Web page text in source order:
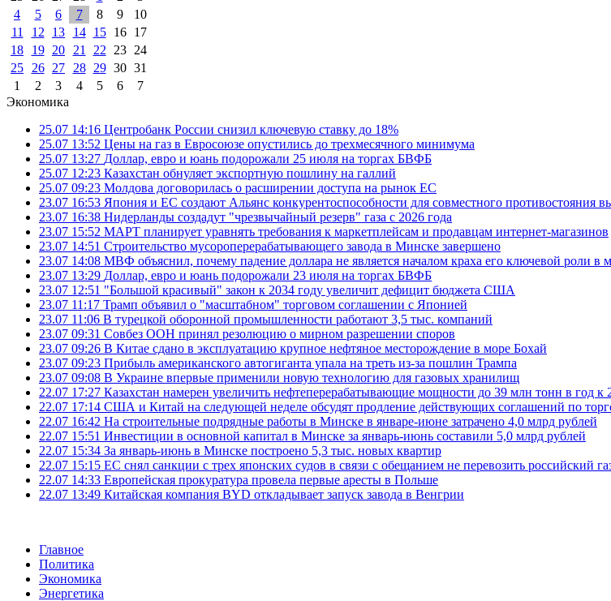
4
5 6 7 8 9
10
11
12 13 14 15 16
17
18
19 20 21 22 23
24
25
26 27 28 29 30 31
1
2 3 4 5 6
7
Экономика
25.07 14:16 Центробанк России снизил ключевую ставку до 18%
25.07 13:52 Цены на газ в Евросоюзе опустились до трехмесячного минимума
25.07 13:27 Доллар, евро и юань подорожали 25 июля на торгах БВФБ
25.07 12:23 Казахстан обнуляет экспортную пошлину на галлий
25.07 09:23 Молдова договорилась о расширении доступа на рынок ЕС
23.07 16:53 Япония и ЕС создают Альянс конкурентоспособности для совместного противостояния
23.07 16:38 Нидерланды создадут "чрезвычайный резерв" газа с 2026 года
23.07 15:52 МАРТ планирует уравнять требования к маркетплейсам и продавцам интернет-магазинов
23.07 14:51 Строительство мусороперерабатывающего завода в Минске завершено
23.07 14:08 МВФ объяснил, почему падение доллара не является началом краха его ключевой роли в
23.07 13:29 Доллар, евро и юань подорожали 23 июля на торгах БВФБ
23.07 12:51 "Большой красивый" закон к 2034 году увеличит дефицит бюджета США
23.07 11:17 Трамп объявил о "масштабном" торговом соглашении с Японией
23.07 11:06 В турецкой оборонной промышленности работают 3,5 тыс. компаний
23.07 09:31 Совбез ООН принял резолюцию о мирном разрешении споров
23.07 09:26 В Китае сдано в эксплуатацию крупное нефтяное месторождение в море Бохай
23.07 09:23 Прибыль американского автогиганта упала на треть из-за пошлин Трампа
23.07 09:08 В Украине впервые применили новую технологию для газовых хранилищ
22.07 17:27 Казахстан намерен увеличить нефтеперерабатывающие мощности до 39 млн тонн в год к
22.07 17:14 США и Китай на следующей неделе обсудят продление действующих соглашений по
22.07 16:42 На строительные подрядные работы в Минске в январе-июне затрачено 4,0 млрд рублей
22.07 15:51 Инвестиции в основной капитал в Минске за январь-июнь составили 5,0 млрд рублей
22.07 15:34 За январь-июнь в Минске построено 5,3 тыс. новых квартир
22.07 15:15 ЕС снял санкции с трех японских судов в связи с обещанием не перевозить российский
22.07 14:33 Европейская прокуратура провела первые аресты в Польше
22.07 13:49 Китайская компания BYD откладывает запуск завода в Венгрии
Главное
Политика
Экономика
Энергетика